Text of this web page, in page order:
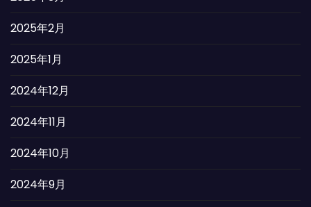
2025年2月
2025年1月
2024年12月
2024年11月
2024年10月
2024年9月